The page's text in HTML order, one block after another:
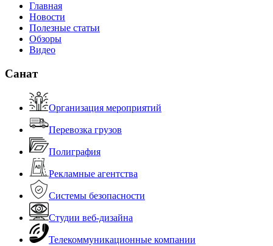
Главная
Новости
Полезные статьи
Обзоры
Видео
Санат
Организация мероприятий
Перевозка грузов
Полиграфия
Рекламные агентства
Системы безопасности
Студии веб-дизайна
Телекоммуникационные компании